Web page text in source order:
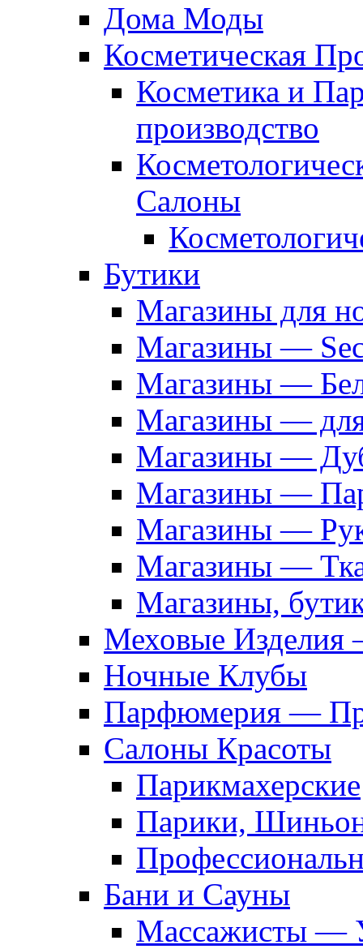
Дома Моды
Косметическая
Косметика и
производство
Салоны
Бутики
Магазины для
Магазины —
Магазины —
Магазины —
Магазины —
Магазины —
Магазины —
Магазины —
Магазины,
Меховые Изделия
Ночные Клубы
Парфюмерия —
Салоны Красоты
Парикмахерские
Парики,
Бани и Сауны
Массажисты —